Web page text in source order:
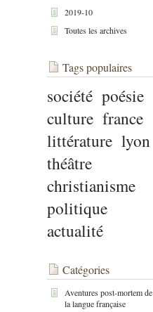
2019-10
Toutes les archives
Tags populaires
société poésie
culture france
littérature lyon
théâtre
christianisme
politique
actualité
Catégories
Aventures post-mortem de
la langue française